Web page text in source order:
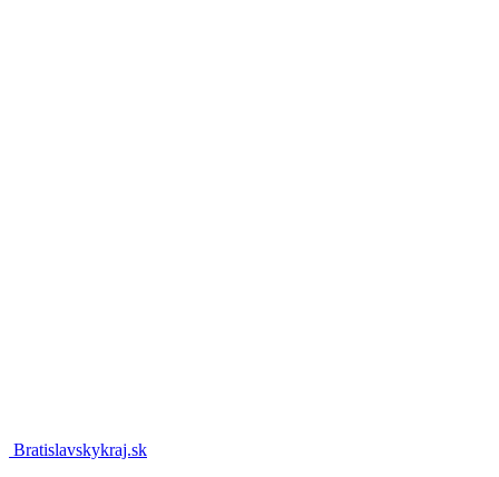
Bratislavskykraj.sk